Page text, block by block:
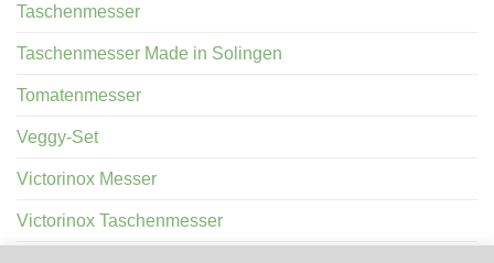
Taschenmesser
Taschenmesser Made in Solingen
Tomatenmesser
Veggy-Set
Victorinox Messer
Victorinox Taschenmesser